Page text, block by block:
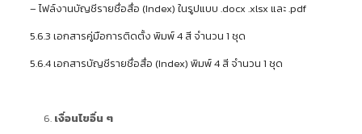
– ไฟล์งานบัญชีรายชื่อสื่อ (Index) ในรูปแบบ .docx .xlsx และ .pdf
5.6.3 เอกสารคู่มือการติดตั้ง พิมพ์ 4 สี จำนวน 1 ชุด
5.6.4 เอกสารบัญชีรายชื่อสื่อ (Index) พิมพ์ 4 สี จำนวน 1 ชุด
เงื่อนไขอื่น ๆ